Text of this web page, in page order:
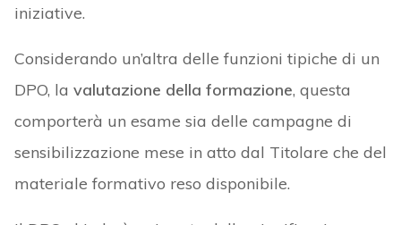
iniziative.
Considerando un’altra delle funzioni tipiche di un
DPO, la valutazione della formazione, questa
comporterà un esame sia delle campagne di
sensibilizzazione mese in atto dal Titolare che del
materiale formativo reso disponibile.